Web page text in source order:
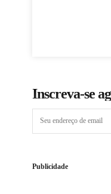
Inscreva-se
Publicidade